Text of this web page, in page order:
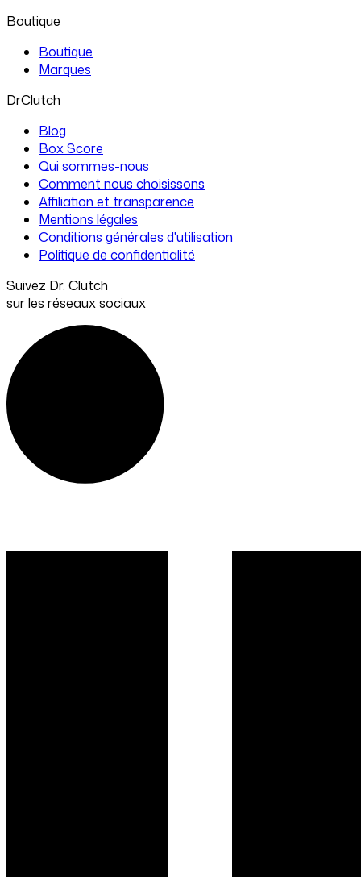
Boutique
Boutique
Marques
DrClutch
Blog
Box Score
Qui sommes-nous
Comment nous choisissons
Affiliation et transparence
Mentions légales
Conditions générales d'utilisation
Politique de confidentialité
Suivez Dr. Clutch
sur les réseaux sociaux